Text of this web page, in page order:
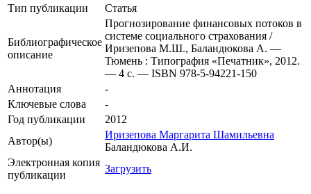
Тип публикации
Статья
Библиографическое
описание
Прогнозирование финансовых потоков в
системе социального страхования /
Иризепова М.Ш., Баландюкова А. —
Тюмень : Типография «Печатник», 2012.
— 4 с. — ISBN 978-5-94221-150
Аннотация
-
Ключевые cлова
-
Год публикации
2012
Автор(ы)
Иризепова Маргарита Шамильевна
Баландюкова А.И.
Электронная копия
публикации
Загрузить